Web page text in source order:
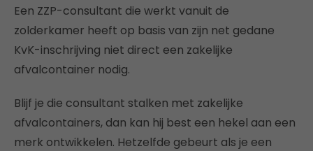
Een ZZP-consultant die werkt vanuit de
zolderkamer heeft op basis van zijn net gedane
KvK-inschrijving niet direct een zakelijke
afvalcontainer nodig.
Blijf je die consultant stalken met zakelijke
afvalcontainers, dan kan hij best een hekel aan een
merk ontwikkelen. Hetzelfde gebeurt als je een